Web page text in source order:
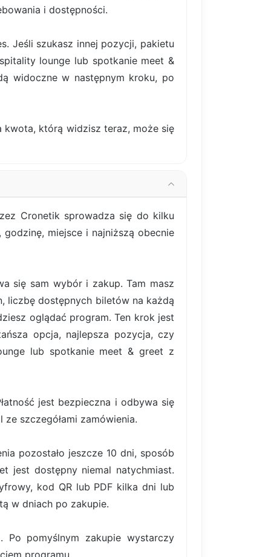
i dostępności.
Jeśli szukasz innej pozycji, pakietu
lounge lub spotkanie meet &
widoczne w następnym kroku, po
kwota, którą widzisz teraz, może się
Cronetik sprowadza się do kilku
miejsce i najniższą obecnie
się sam wybór i zakup. Tam masz
liczbę dostępnych biletów na każdą
oglądać program. Ten krok jest
opcja, najlepsza pozycja, czy
lub spotkanie meet & greet z
jest bezpieczna i odbywa się
szczegółami zamówienia.
pozostało jeszcze 10 dni, sposób
jest dostępny niemal natychmiast.
kod QR lub PDF kilka dni lub
w dniach po zakupie.
Po pomyślnym zakupie wystarczy